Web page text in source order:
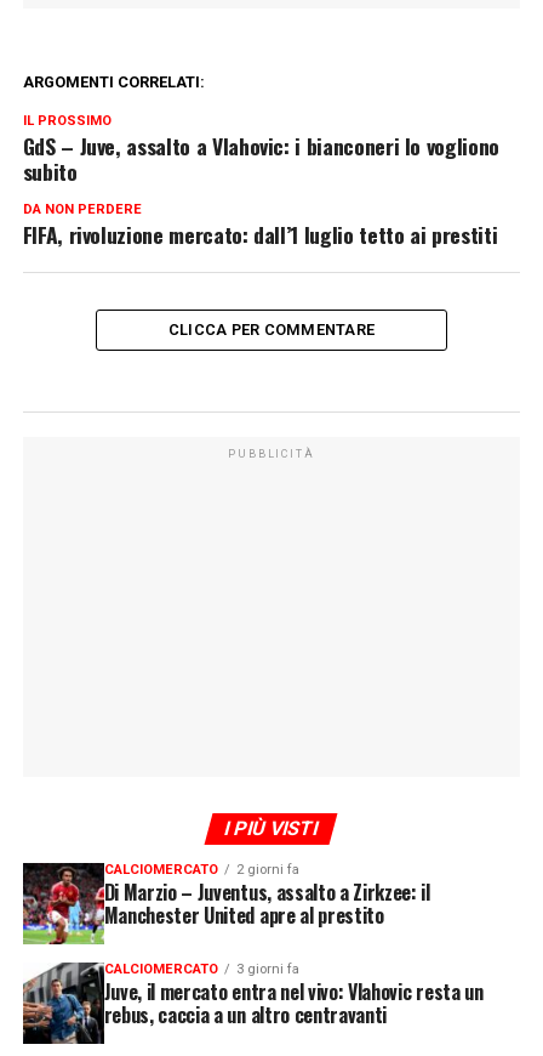
ARGOMENTI CORRELATI:
IL PROSSIMO
GdS – Juve, assalto a Vlahovic: i bianconeri lo vogliono
subito
DA NON PERDERE
FIFA, rivoluzione mercato: dall’1 luglio tetto ai prestiti
CLICCA PER COMMENTARE
PUBBLICITÀ
I PIÙ VISTI
CALCIOMERCATO 2 giorni fa
Di Marzio – Juventus, assalto a Zirkzee: il
Manchester United apre al prestito
CALCIOMERCATO 3 giorni fa
Juve, il mercato entra nel vivo: Vlahovic resta un
rebus, caccia a un altro centravanti